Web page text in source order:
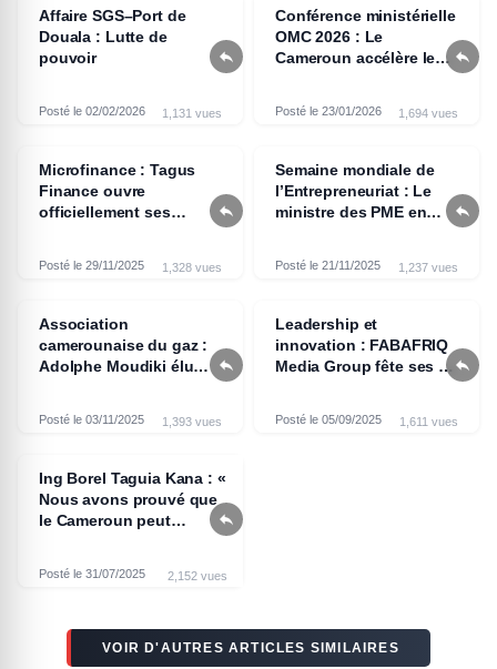
Affaire SGS–Port de
Douala : Lutte de
pouvoir
Posté le 02/02/2026 1,131 vues

Conférence ministérielle
OMC 2026 : Le
Cameroun accélère les
Posté le 23/01/2026 1,694 vues

Microfinance : Tagus
Finance ouvre
officiellement ses
Posté le 29/11/2025 1,328 vues

Semaine mondiale de
l’Entrepreneuriat : Le
ministre des PME en
entrepreneurial Les
Posté le 21/11/2025 1,237 vues

Association
camerounaise du gaz :
Adolphe Moudiki élu
Posté le 03/11/2025 1,393 vues

Leadership et
innovation : FABAFRIQ
Media Group fête ses 10
Posté le 05/09/2025 1,611 vues

Ing Borel Taguia Kana : «
Nous avons prouvé que
le Cameroun peut
Posté le 31/07/2025 2,152 vues

VOIR D'AUTRES ARTICLES SIMILAIRES